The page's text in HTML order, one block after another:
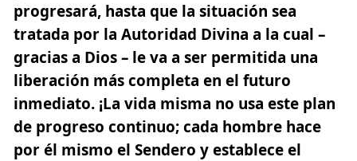
progresará, hasta que la situación sea
tratada por la Autoridad Divina a la cual –
gracias a Dios – le va a ser permitida una
liberación más completa en el futuro
inmediato. ¡La vida misma no usa este plan
de progreso continuo; cada hombre hace
por él mismo el Sendero y establece el